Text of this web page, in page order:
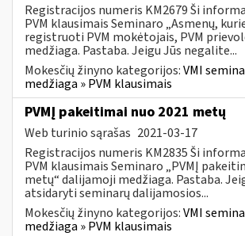
Registracijos numeris KM2679 Ši
PVM klausimais Seminaro „Asmenų,
registruoti PVM mokėtojais, PVM
medžiaga. Pastaba. Jeigu Jūs negalite...
Mokesčių žinyno kategorijos:VMI
medžiaga » PVM klausimais
PVMĮ pakeitimai nuo 2021 metų
Web turinio sąrašas 2021-03-17
Registracijos numeris KM2835 Ši
PVM klausimais Seminaro „PVMĮ
metų“ dalijamoji medžiaga. Pastaba.
atsidaryti seminarų dalijamosios...
Mokesčių žinyno kategorijos:VMI
medžiaga » PVM klausimais